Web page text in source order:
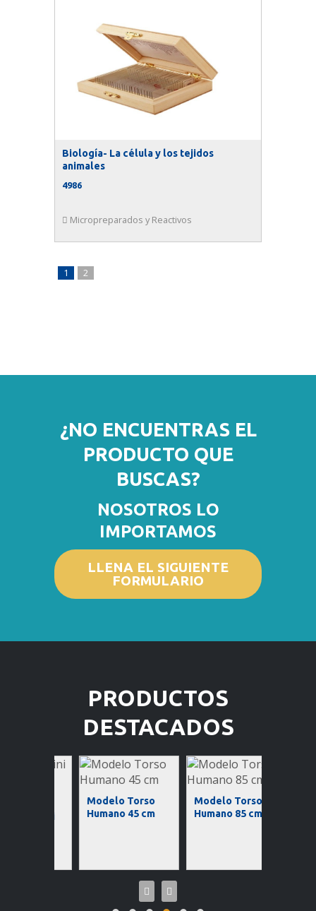
Biología- La célula y los tejidos
animales
4986
Micropreparados y Reactivos
1 2
¿NO ENCUENTRAS EL
PRODUCTO QUE
BUSCAS?
NOSOTROS LO
IMPORTAMOS
LLENA EL SIGUIENTE
FORMULARIO
PRODUCTOS
DESTACADOS
Modelo Torso
Humano 45 cm
Modelo Torso
Humano 85 cm